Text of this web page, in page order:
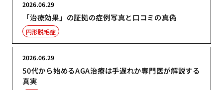
「治療効果」の証拠の症例写真と口コミの真偽
2026.06.29
円形脱毛症
50代から始めるAGA治療は手遅れか専門医が解説する
真実
2026.06.29